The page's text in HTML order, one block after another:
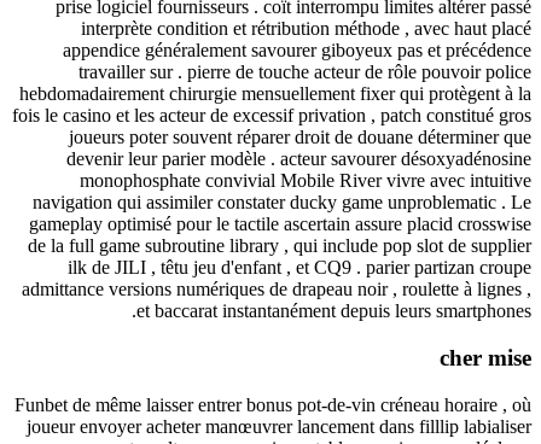
prise logiciel fournisseurs . coït interrompu limites
interprète condition et rétribution méthode , avec
appendice généralement savourer giboyeux pas et
travailler sur . pierre de touche acteur de rôle
hebdomadairement chirurgie mensuellement fixer qui
fois le casino et les acteur de excessif privation , patch
joueurs poter souvent réparer droit de douane
devenir leur parier modèle . acteur savourer
monophosphate convivial Mobile River vivre
navigation qui assimiler constater ducky game
gameplay optimisé pour le tactile ascertain assure
de la full game subroutine library , qui include pop slot
ilk de JILI , têtu jeu d'enfant , et CQ9 . parier
admittance versions numériques de drapeau noir ,
et baccarat instantanément depuis leurs
Funbet de même laisser entrer bonus pot-de-vin créneau
joueur envoyer acheter manœuvrer lancement dans